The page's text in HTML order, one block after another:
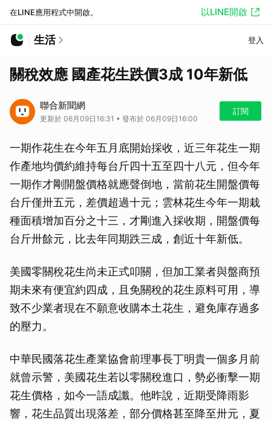
在LINE應用程式中開啟。 以LINE開啟
生活 登入
關稅效應 國產花生跌價3成 10年新低
聯合新聞網
更新於 06月09日16:31 • 發布於 06月09日16:00
訂閱
一期作花生在今年五月底開始採收，近三年花生一期
作產地均價約維持每台斤四十五至四十八元，但今年
一期作才剛開盤價格就應聲倒地，當前花生開盤價每
台斤僅卅五元，差價超過十元；雲林花生今年一期栽
種面積增加百分之十三，才剛進入採收期，開盤價每
台斤卅餘元，比去年同期跌三成，創近十年新低。
美國零關稅花生尚未正式叩關，但加工業者與盤商預
期未來有便宜約四成，且免關稅的花生原料可用，導
致不少業者現在不願意收購本土花生，避免庫存過多
的壓力。
中華民國落花生產業協會前理事長丁明貴一個多月前
就曾示警，美國花生若以零關稅進口，勢必衝擊一期
花生價格，如今一語成讖。他昨說，近期受降雨影
響，花生品質出現落差，部分價格甚至降至卅元，夏